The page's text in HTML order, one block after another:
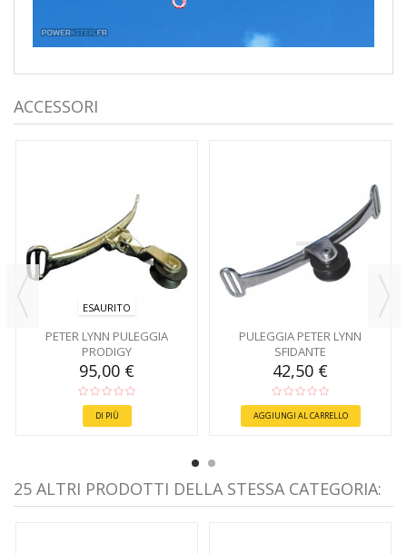
ACCESSORI
ESAURITO
PETER LYNN PULEGGIA
PRODIGY
95,00 €
DI PIÙ
PULEGGIA PETER LYNN
SFIDANTE
42,50 €
AGGIUNGI AL CARRELLO
25 ALTRI PRODOTTI DELLA STESSA CATEGORIA: